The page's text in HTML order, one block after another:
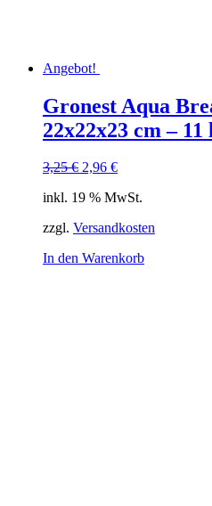
Angebot!
Gronest Aqua
22x22x23 cm – 11 l
3,25€ Ursprünglicher
war:
2,96 €Aktueller
ist:
inkl. 19 % MwSt.
zzgl. Versandkosten
In den Warenkorb